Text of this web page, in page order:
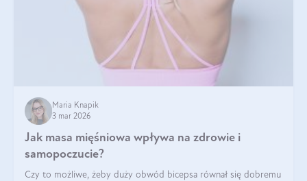
Maria Knapik
3 mar 2026
Jak masa mięśniowa wpływa na zdrowie i
samopoczucie?
Czy to możliwe, żeby duży obwód bicepsa równał się dobremu